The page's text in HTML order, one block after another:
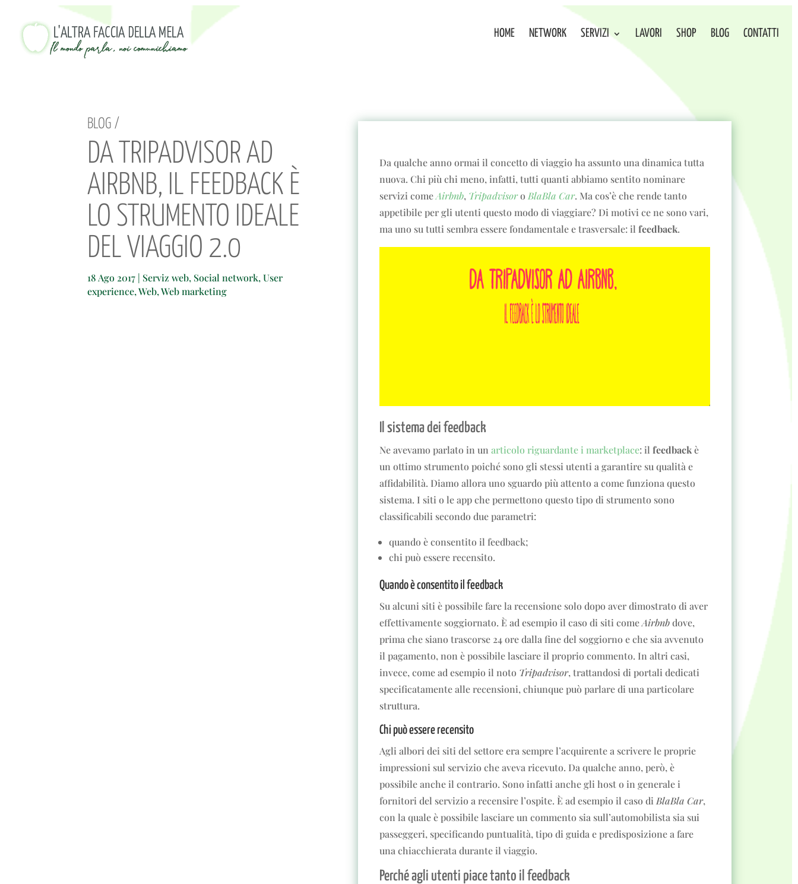
HOME NETWORK SERVIZI LAVORI SHOP BLOG CONTATTI
BLOG /
DA TRIPADVISOR AD
AIRBNB, IL FEEDBACK È
LO STRUMENTO IDEALE
DEL VIAGGIO 2.0
18 Ago 2017 | Serviz web, Social network,User
experience,Web,Web marketing
Da qualche anno ormai il concetto di viaggio ha assunto una dinamica tutta
nuova. Chi più chi meno, infatti, tutti quanti abbiamo sentito nominare
servizi comeAirbnb, Tripadvisoro BlaBla Car. Ma cos’è che rende tanto
appetibile per gli utenti questo modo di viaggiare? Di motivi ce ne sono vari,
ma uno su tutti sembra essere fondamentale e trasversale: il feedback.
Il sistema dei feedback
Ne avevamo parlato in un articolo riguardante i marketplace: il feedbackè
un ottimo strumento poiché sono gli stessi utenti a garantire su qualità e
affidabilità. Diamo allora uno sguardo più attento a come funziona questo
sistema. I siti o le app che permettono questo tipo di strumento sono
classificabili secondo due parametri:
quando è consentito il feedback;
chi può essere recensito.
Quando è consentito il feedback
Su alcuni siti è possibile fare la recensione solo dopo aver dimostrato di aver
effettivamente soggiornato. È ad esempio il caso di siti comeAirbnbdove,
prima che siano trascorse 24 ore dalla fine del soggiorno e che sia avvenuto
il pagamento, non è possibile lasciare il proprio commento. In altri casi,
invece, come ad esempio il noto Tripadvisor, trattandosi di portali dedicati
specificatamente alle recensioni, chiunque può parlare di una particolare
struttura.
Chi può essere recensito
Agli albori dei siti del settore era sempre l’acquirente a scrivere le proprie
impressioni sul servizio che aveva ricevuto. Da qualche anno, però, è
possibile anche il contrario. Sono infatti anche gli host o in generale i
fornitori del servizio a recensire l’ospite. È ad esempio il caso di BlaBla Car,
con la quale è possibile lasciare un commento sia sull’automobilista sia sui
passeggeri, specificando puntualità, tipo di guida e predisposizione a fare
una chiacchierata durante il viaggio.
Perché agli utenti piace tanto il feedback